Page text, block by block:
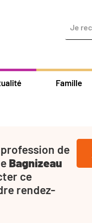
Famille
de
Bagnizeau
ce
rendez-